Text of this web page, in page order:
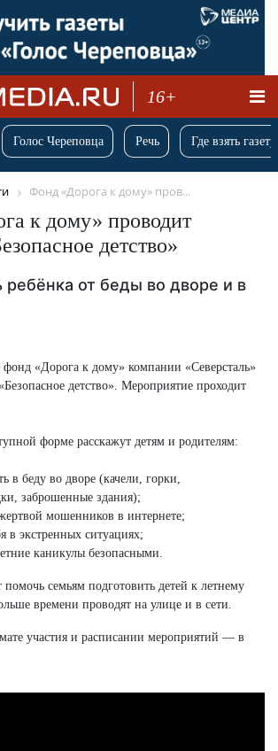
16+
Голос Череповца Речь Где взять
Фонд «Дорога к дому» пров...
к дому» проводит
детство»
ребёнка от беды во дворе и в
фонд «Дорога к дому» компании «Северсталь»
детство». Мероприятие проходит
форме расскажут детям и родителям:
в беду во дворе (качели, горки,
заброшенные здания);
мошенников в интернете;
в экстренных ситуациях;
каникулы безопасными.
помочь семьям подготовить детей к летнему
времени проводят на улице и в сети.
участия и расписании мероприятий — в